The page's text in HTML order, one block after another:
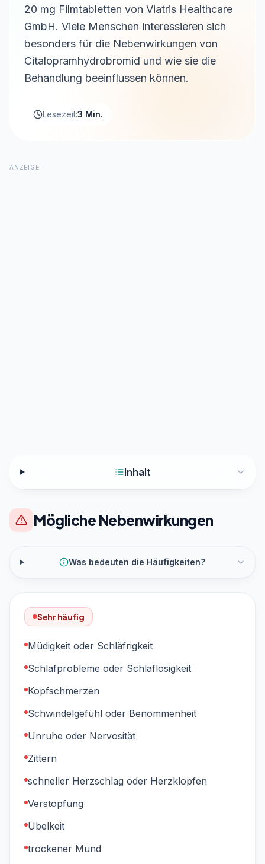
20 mg Filmtabletten von Viatris Healthcare
GmbH. Viele Menschen interessieren sich
besonders für die Nebenwirkungen von
Citalopramhydrobromid und wie sie die
Behandlung beeinflussen können.
Lesezeit:3 Min.
ANZEIGE
Inhalt
Mögliche Nebenwirkungen
Was bedeuten die Häufigkeiten?
Sehr häufig
Müdigkeit oder Schläfrigkeit
Schlafprobleme oder Schlaflosigkeit
Kopfschmerzen
Schwindelgefühl oder Benommenheit
Unruhe oder Nervosität
Zittern
schneller Herzschlag oder Herzklopfen
Verstopfung
Übelkeit
trockener Mund